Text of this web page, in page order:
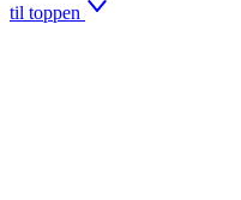
til toppen